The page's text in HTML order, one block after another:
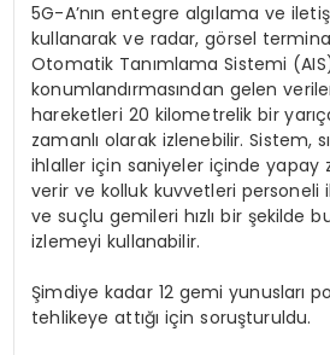
5G-A’nın entegre algılama ve
kullanarak ve radar, görsel
Otomatik Tanımlama Sistemi
konumlandırmasından gelen
hareketleri 20 kilometrelik bir
zamanlı olarak izlenebilir. Sistem,
ihlaller için saniyeler içinde yapay
verir ve kolluk kuvvetleri personeli
ve suçlu gemileri hızlı bir şekilde
izlemeyi kullanabilir.
Şimdiye kadar 12 gemi yunusları
tehlikeye attığı için soruşturuldu.